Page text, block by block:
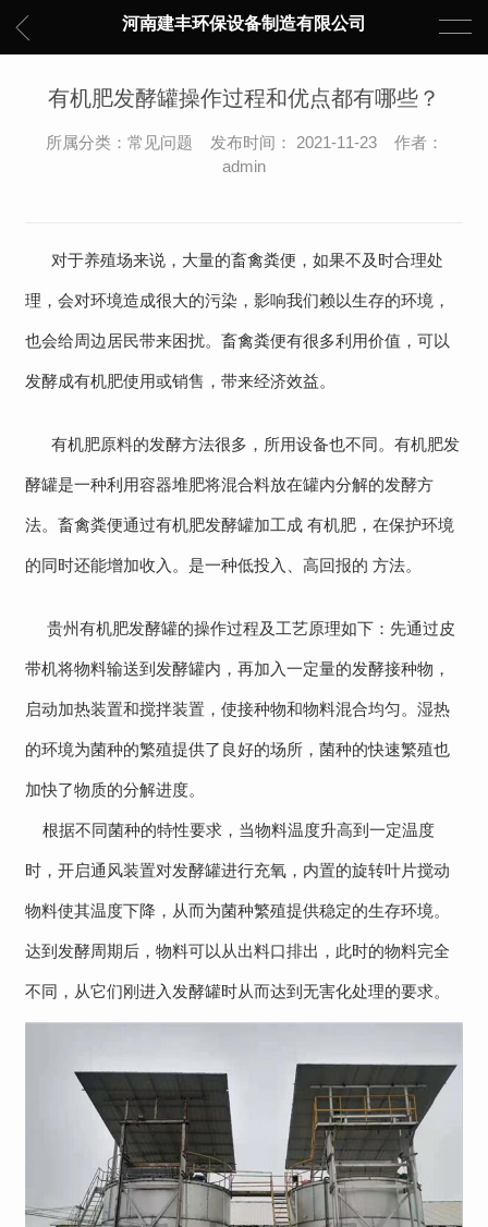
河南建丰环保设备制造有限公司
有机肥发酵罐操作过程和优点都有哪些？
所属分类：常见问题 发布时间： 2021-11-23 作者：
admin
对于养殖场来说，大量的畜禽粪便，如果不及时合理处
理，会对环境造成很大的污染，影响我们赖以生存的环境，
也会给周边居民带来困扰。畜禽粪便有很多利用价值，可以
发酵成有机肥使用或销售，带来经济效益。
有机肥原料的发酵方法很多，所用设备也不同。有机肥发
酵罐是一种利用容器堆肥将混合料放在罐内分解的发酵方
法。畜禽粪便通过有机肥发酵罐加工成 有机肥，在保护环境
的同时还能增加收入。是一种低投入、高回报的 方法。
贵州有机肥发酵罐的操作过程及工艺原理如下：先通过皮
带机将物料输送到发酵罐内，再加入一定量的发酵接种物，
启动加热装置和搅拌装置，使接种物和物料混合均匀。湿热
的环境为菌种的繁殖提供了良好的场所，菌种的快速繁殖也
加快了物质的分解进度。
根据不同菌种的特性要求，当物料温度升高到一定温度
时，开启通风装置对发酵罐进行充氧，内置的旋转叶片搅动
物料使其温度下降，从而为菌种繁殖提供稳定的生存环境。
达到发酵周期后，物料可以从出料口排出，此时的物料完全
不同，从它们刚进入发酵罐时从而达到无害化处理的要求。